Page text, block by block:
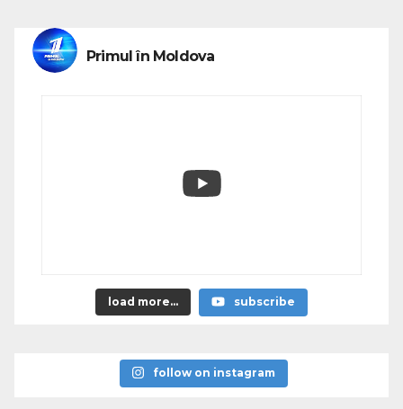
Primul în Moldova
load more... subscribe
follow on instagram